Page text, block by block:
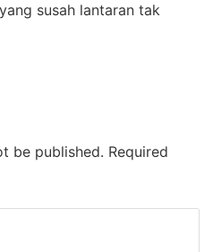
susah lantaran tak
be published. Required